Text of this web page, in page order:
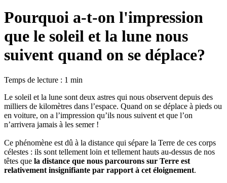
Pourquoi a-t-on l'impression
que le soleil et la lune nous
suivent quand on se déplace?
Temps de lecture : 1 min
Le soleil et la lune sont deux astres qui nous observent depuis des
milliers de kilomètres dans l’espace. Quand on se déplace à pieds ou
en voiture, on a l’impression qu’ils nous suivent et que l’on
n’arrivera jamais à les semer !
Ce phénomène est dû à la distance qui sépare la Terre de ces corps
célestes : ils sont tellement loin et tellement hauts au-dessus de nos
têtes que la distance que nous parcourons sur Terre est
relativement insignifiante par rapport à cet éloignement.